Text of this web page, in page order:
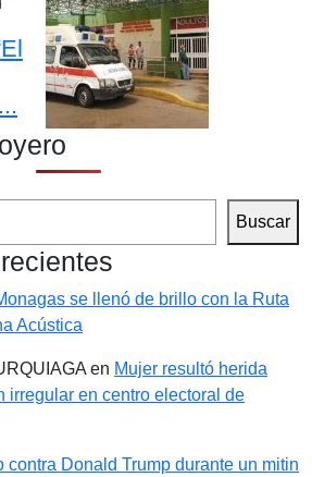
Buscar
se llenó de brillo con la Ruta
Acústica
en Mujer resultó herida
irregular en centro electoral de
contra Donald Trump durante un mitin